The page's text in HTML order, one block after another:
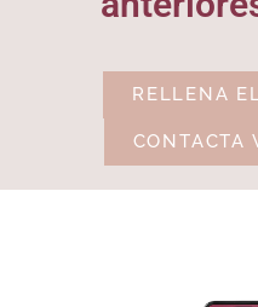
RELLENA
CONTACTA